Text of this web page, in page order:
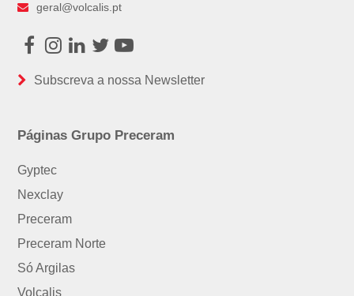
geral@volcalis.pt
Facebook
Instagram
LinkedIn
TwitterYoutube
Subscreva a nossa Newsletter
Páginas Grupo Preceram
Gyptec
Nexclay
Preceram
Preceram Norte
Só Argilas
Volcalis